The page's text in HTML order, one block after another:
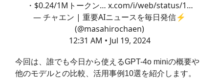
・$0.24/1Mトークン… x.com/i/web/status/1…
— チャエン | 重要AIニュースを毎日発信⚡️
(@masahirochaen)
12:31 AM • Jul 19, 2024
今回は、誰でも今日から使えるGPT-4o miniの概要や
他のモデルとの比較、活用事例10選を紹介します。